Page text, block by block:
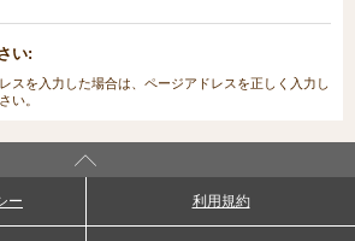
い:
スを入力した場合は、ページアドレスを正しく入力し
い。
ー 利用規約